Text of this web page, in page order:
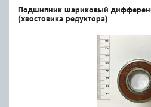
Подшипник шариковый
(хвостовика редуктора)